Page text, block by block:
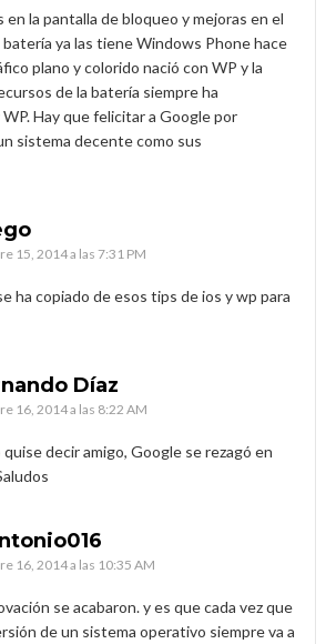
la pantalla de bloqueo y mejoras en el
ya las tiene Windows Phone hace
plano y colorido nació con WP y la
de la batería siempre ha
Hay que felicitar a Google por
sistema decente como sus
15, 2014 a las 7:31 PM
ha copiado de esos tips de ios y wp para
Díaz
16, 2014 a las 8:22 AM
decir amigo, Google se rezagó en
16, 2014 a las 10:35 AM
se acabaron. y es que cada vez que
de un sistema operativo siempre va a